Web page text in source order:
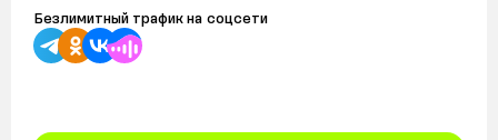
Безлимитный трафик на соцсети